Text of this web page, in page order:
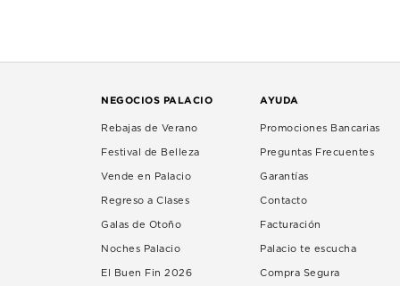
NEGOCIOS PALACIO
Rebajas de Verano
Festival de Belleza
Vende en Palacio
Regreso a Clases
Galas de Otoño
Noches Palacio
El Buen Fin 2026
AYUDA
Promociones Bancarias
Preguntas Frecuentes
Garantías
Contacto
Facturación
Palacio te escucha
Compra Segura